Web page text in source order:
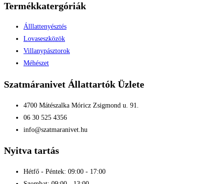
Termékkatergóriák
Álllattenyésztés
Lovaseszközök
Villanypásztorok
Méhészet
Szatmáranivet Állattartók Üzlete
4700 Mátészalka Móricz Zsigmond u. 91.
06 30 525 4356
info@szatmaranivet.hu
Nyitva tartás
Hétfő - Péntek: 09:00 - 17:00